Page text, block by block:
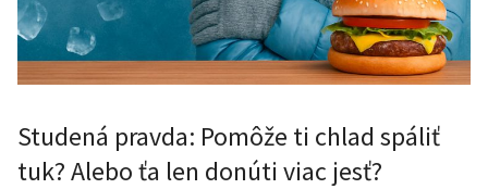
Studená pravda: Pomôže ti chlad spáliť
tuk? Alebo ťa len donúti viac jesť?